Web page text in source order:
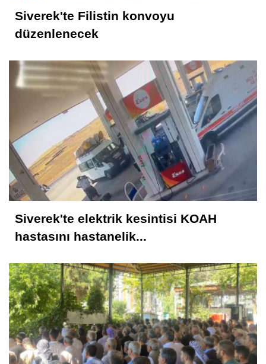
Siverek'te Filistin konvoyu
düzenlenecek
Siverek'te elektrik kesintisi KOAH
hastasını hastanelik...